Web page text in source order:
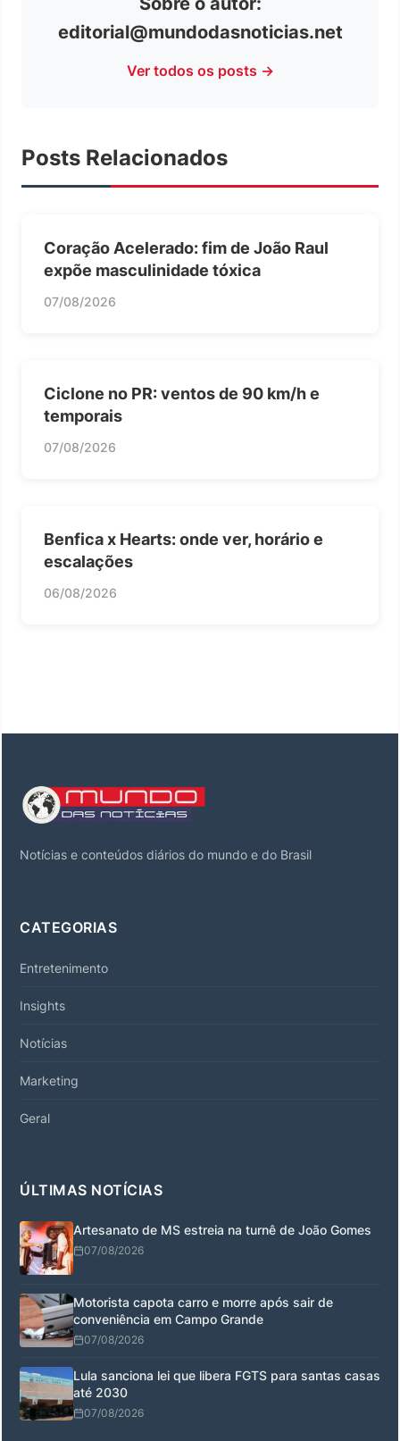
editorial@mundodasnoticias.net
Ver todos os posts →
Posts Relacionados
Coração Acelerado: fim de João Raul
expõe masculinidade tóxica
07/08/2026
Ciclone no PR: ventos de 90 km/h e
temporais
07/08/2026
Benfica x Hearts: onde ver, horário e
escalações
06/08/2026
Notícias e conteúdos diários do mundo e do Brasil
CATEGORIAS
Entretenimento
Insights
Notícias
Marketing
Geral
ÚLTIMAS NOTÍCIAS
Artesanato de MS estreia na turnê de João Gomes
07/08/2026
Motorista capota carro e morre após sair de
conveniência em Campo Grande
07/08/2026
Lula sanciona lei que libera FGTS para santas casas
até 2030
07/08/2026